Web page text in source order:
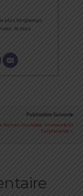
plus longtemps
le plus
Publication Suivante
Norvan Insulated : Innovante Et
Surprenante